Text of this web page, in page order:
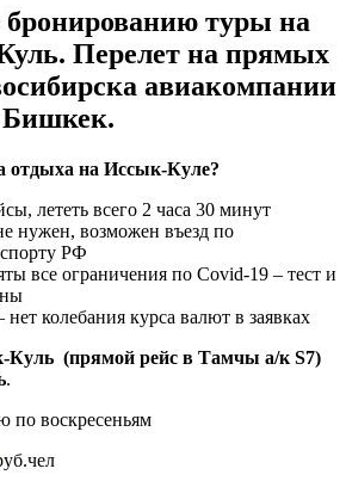
бронированию туры на
Перелет на прямых
авиакомпании
отдыха на Иссык-Куле?
лететь всего 2 часа 30 минут
нужен, возможен въезд по
РФ
все ограничения по Covid-19 – тест и
колебания курса валют в заявках
(прямой рейс в Тамчы а/к S7)
.
по воскресеньям